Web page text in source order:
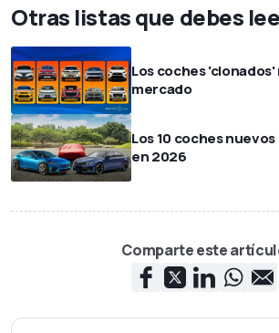
Otras listas que debes
Los coches
mercado
Los 10 coches
en 2026
Comparte este